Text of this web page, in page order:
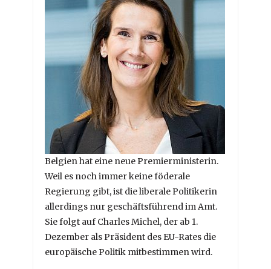
Belgien hat eine neue Premierministerin.
Weil es noch immer keine föderale
Regierung gibt, ist die liberale Politikerin
allerdings nur geschäftsführend im Amt.
Sie folgt auf Charles Michel, der ab 1.
Dezember als Präsident des EU-Rates die
europäische Politik mitbestimmen wird.